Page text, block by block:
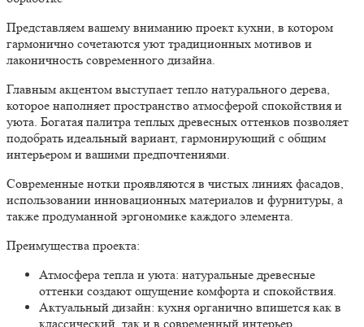
Представляем вашему вниманию проект кухни, в котором
гармонично сочетаются уют традиционных мотивов и
лаконичность современного дизайна.
Главным акцентом выступает тепло натурального дерева,
которое наполняет пространство атмосферой спокойствия и
уюта. Богатая палитра теплых древесных оттенков позволяет
подобрать идеальный вариант, гармонирующий с общим
интерьером и вашими предпочтениями.
Современные нотки проявляются в чистых линиях фасадов,
использовании инновационных материалов и фурнитуры, а
также продуманной эргономике каждого элемента.
Преимущества проекта:
Атмосфера тепла и уюта: натуральные древесные
оттенки создают ощущение комфорта и спокойствия.
Актуальный дизайн: кухня органично впишется как в
классический, так и в современный интерьер.